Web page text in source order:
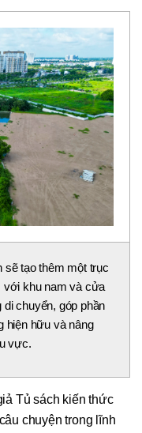
sẽ tạo thêm một trục
với khu nam và cửa
chuyển, góp phần
hiện hữu và nâng
vực.
Tủ sách kiến thức
chuyện trong lĩnh